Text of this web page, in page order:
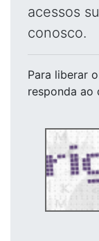
acessos
conosco.
Para liberar
responda ao